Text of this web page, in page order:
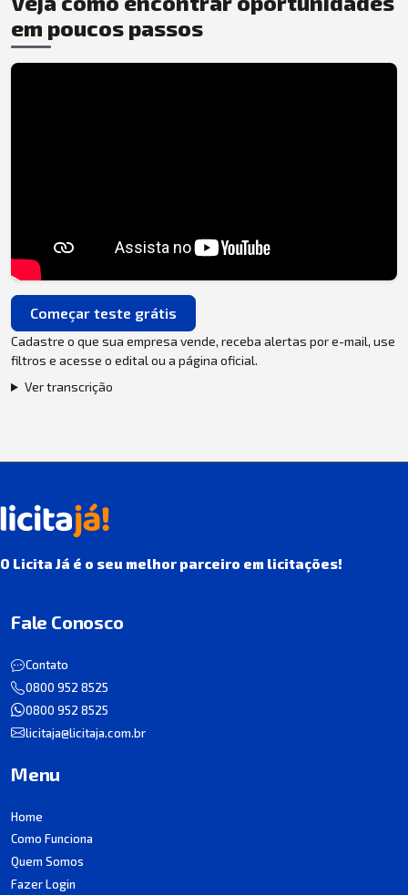
em poucos passos
Começar teste grátis
Cadastre o que sua empresa vende, receba alertas por e-mail, use
filtros e acesse o edital ou a página oficial.
Ver transcrição
O Licita Já é o seu melhor parceiro em licitações!
Fale Conosco
Contato
0800 952 8525
0800 952 8525
licitaja@licitaja.com.br
Menu
Home
Como Funciona
Quem Somos
Fazer Login